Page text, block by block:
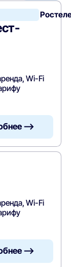
Wi-Fi
—>
Wi-Fi
—>